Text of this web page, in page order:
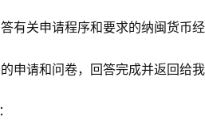
有关申请程序和要求的纳闽货币
申请和问卷，回答完成并返回给